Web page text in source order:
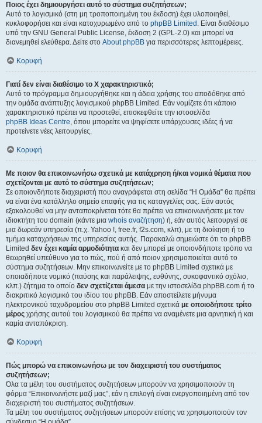
Ποιος έχει δημιουργήσει αυτό το σύστημα συζητήσεων;
Αυτό το λογισμικό (στη μη τροποποιημένη του έκδοση) έχει υλοποιηθεί,
κυκλοφορήσει και είναι κατοχυρωμένο από το phpBB Limited . Είναι διαθέσιμο
υπό την GNU General Public License, έκδοση 2 (GPL-2.0) και μπορεί να
διανεμηθεί ελεύθερα. Δείτε στο About phpBB για περισσότερες λεπτομέρειες.
Κορυφή
Γιατί δεν είναι διαθέσιμο το Χ χαρακτηριστικό;
Αυτό το πρόγραμμα δημιουργήθηκε και η άδεια χρήσης του αποδόθηκε από
την ομάδα ανάπτυξης λογισμικού phpBB Limited. Εάν νομίζετε ότι κάποιο
χαρακτηριστικό πρέπει να προστεθεί, επισκεφθείτε την ιστοσελίδα
phpBB Ideas Centre, όπου μπορείτε να ψηφίσετε υπάρχουσες ιδέες ή να
προτείνετε νέες λειτουργίες.
Κορυφή
Με ποιον θα επικοινωνήσω σχετικά με κατάχρηση ή/και νομικά θέματα που
σχετίζονται με αυτό το σύστημα συζητήσεων;
Σε οποιονδήποτε διαχειριστή που αναγράφεται στη σελίδα “Η Ομάδα” θα πρέπει
να είναι ένα κατάλληλο σημείο επαφής για τις καταγγελίες σας. Εάν αυτός
εξακολουθεί να μην ανταποκρίνεται τότε θα πρέπει να επικοινωνήσετε με τον
ιδιοκτήτη του domain (κάντε μια whois αναζήτηση) ή, εάν αυτός λειτουργεί σε
μια δωρεάν υπηρεσία (π.χ. Yahoo !, free.fr, f2s.com, κλπ), με τη διοίκηση ή το
τμήμα καταχρήσεων της υπηρεσίας αυτής. Παρακαλώ σημειώστε ότι το phpBB
Limited δεν έχει καμία αρμοδιότητα και δεν μπορεί με οποιονδήποτε τρόπο να
θεωρηθεί υπεύθυνο για το πώς, πού ή από ποιον χρησιμοποιείται αυτό το
σύστημα συζητήσεων. Μην επικοινωνείτε με το phpBB Limited σχετικά με
οποιαδήποτε νομικό (παύσης και παράλειψης, ευθύνης, συκοφαντικό σχόλιο,
κλπ.) ζήτημα το οποίο δεν σχετίζεται άμεσα με την ιστοσελίδα phpBB.com ή το
διακριτικό λογισμικό του ιδίου του phpBB. Εάν αποστείλετε μήνυμα
ηλεκτρονικού ταχυδρομείου στο phpBB Limited σχετικά με οποιοδήποτε τρίτο
μέρος χρήσης αυτού του λογισμικού θα πρέπει να αναμένετε μια αρνητική ή και
καμία ανταπόκριση.
Κορυφή
Πώς μπορώ να επικοινωνήσω με τον διαχειριστή του συστήματος
συζητήσεων;
Όλα τα μέλη του συστήματος συζητήσεων μπορούν να χρησιμοποιούν τη
φόρμα “Επικοινωνήστε μαζί μας”, εάν η επιλογή είναι ενεργοποιημένη από τον
διαχειριστή του συστήματος συζητήσεων.
Τα μέλη του συστήματος συζητήσεων μπορούν επίσης να χρησιμοποιούν τον